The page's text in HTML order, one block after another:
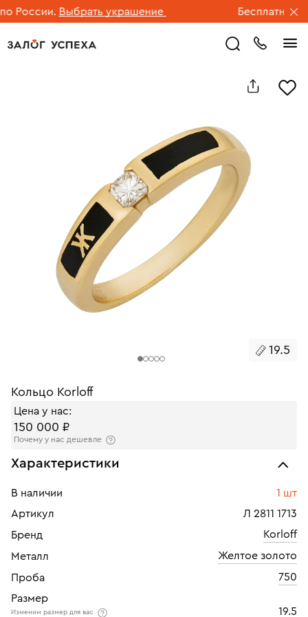
России. Выбрать украшение Бесплатная
19.5
Кольцо Korloff
Цена у нас:
150 000 ₽
Почему у нас дешевле
Характеристики
В наличии
1 шт
Артикул
Л 2811 1713
Бренд
Korloff
Металл
Желтое золото
Проба
750
Размер
Изменим размер для вас
19.5